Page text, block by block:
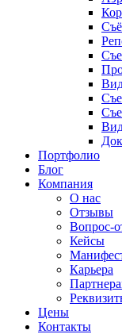
Портфолио
Блог
Компания
О нас
Отзывы
Вопрос-
Кейсы
Карьера
Цены
Контакты